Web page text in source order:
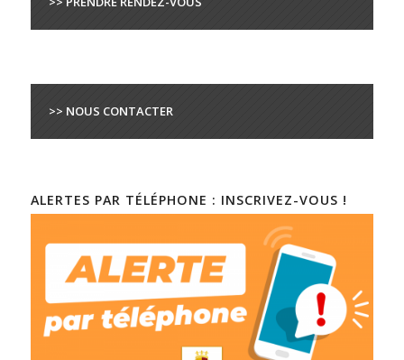
>> NOUS CONTACTER
ALERTES PAR TÉLÉPHONE : INSCRIVEZ-VOUS !